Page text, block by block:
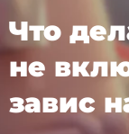
Что
не
завис